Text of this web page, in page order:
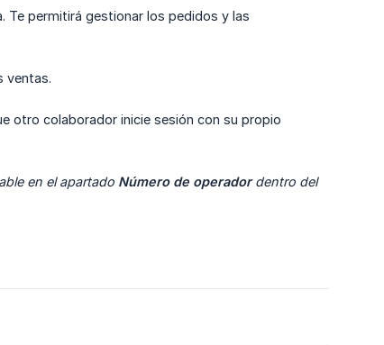
Te permitirá gestionar los pedidos y las
ventas.
otro colaborador inicie sesión con su propio
en el apartado Número de operador dentro del